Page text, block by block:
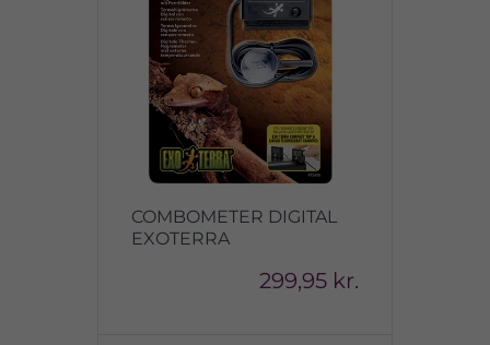
COMBOMETER DIGITAL
EXOTERRA
299,95 kr.